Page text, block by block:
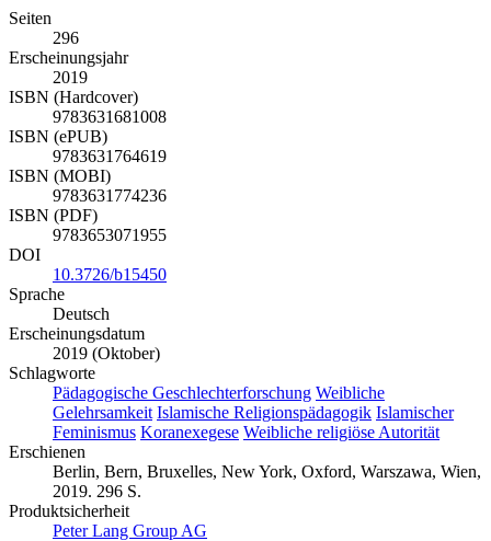
Seiten
296
Erscheinungsjahr
2019
ISBN (Hardcover)
9783631681008
ISBN (ePUB)
9783631764619
ISBN (MOBI)
9783631774236
ISBN (PDF)
9783653071955
DOI
10.3726/b15450
Sprache
Deutsch
Erscheinungsdatum
2019 (Oktober)
Schlagworte
Pädagogische Geschlechterforschung Weibliche
Gelehrsamkeit Islamische Religionspädagogik Islamischer
Feminismus Koranexegese Weibliche religiöse Autorität
Erschienen
Berlin, Bern, Bruxelles, New York, Oxford, Warszawa, Wien,
2019. 296 S.
Produktsicherheit
Peter Lang Group AG